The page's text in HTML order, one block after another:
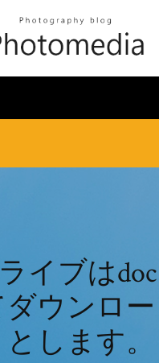
イブは
ウンロ
とします。